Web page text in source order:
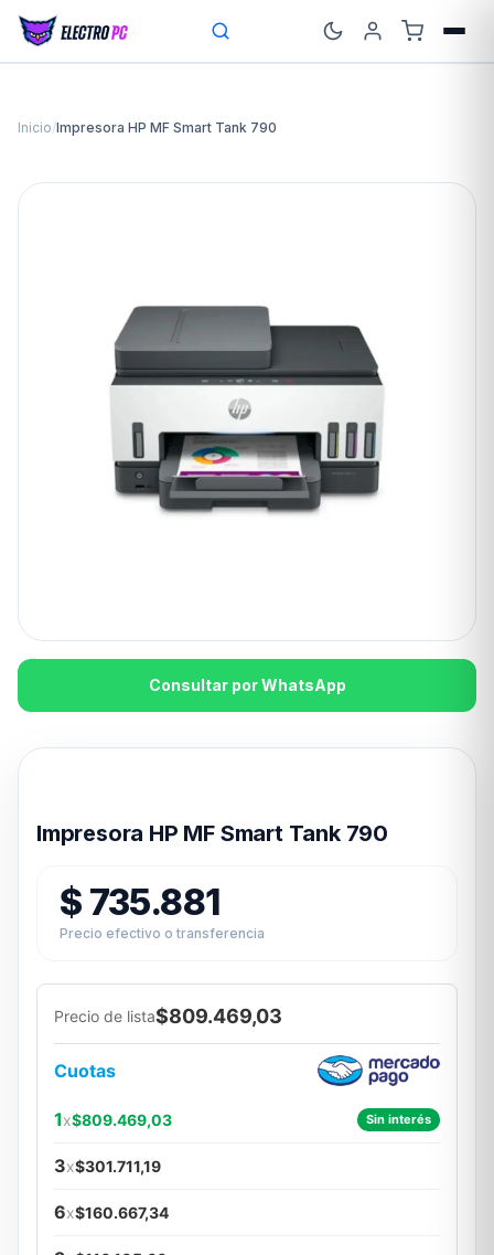
Inicio/Impresora HP MF Smart Tank 790
Consultar por WhatsApp
Impresora HP MF Smart Tank 790
$ 735.881
Precio efectivo o transferencia
Precio de lista$809.469,03
Cuotas
1x$809.469,03 Sin interés
3x$301.711,19
6x$160.667,34